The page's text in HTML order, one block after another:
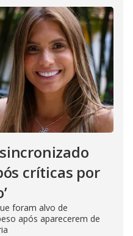
críticas por
foram alvo de
após aparecerem de